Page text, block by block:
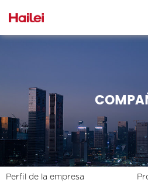
Perfil de la empresa